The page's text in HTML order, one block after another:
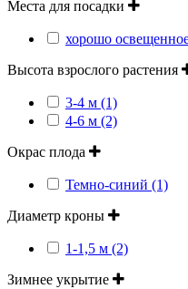
Места для посадки
хорошо
Высота взрослого растения
3-4 м (1)
4-6 м (2)
Окрас плода
Темно-синий (1)
Диаметр кроны
1-1,5 м (2)
Зимнее укрытие